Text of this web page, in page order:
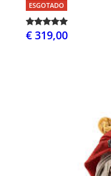
ESGOTADO
€ 319,00